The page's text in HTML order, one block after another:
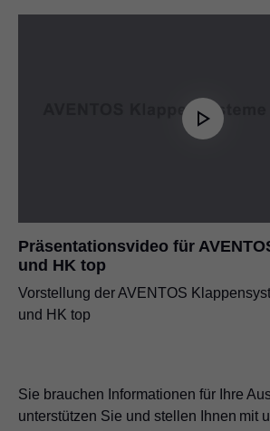
Präsentationsvideo für
und HK top
Vorstellung der AVENTOS
und HK top
Sie brauchen Informationen für Ihre
unterstützen Sie und stellen Ihnen mit